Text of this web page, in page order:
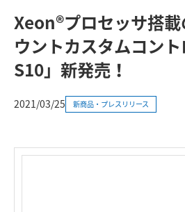
Xeon®プロセッサ搭
ウントカスタムコン
S10」新発売！
2021/03/25 新商品・プレスリリース